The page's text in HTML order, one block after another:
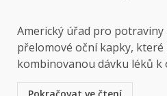
Americký úřad pro potraviny
přelomové oční kapky, které
kombinovanou dávku léků k